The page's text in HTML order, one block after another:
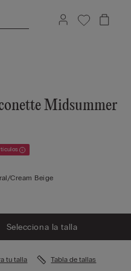
Midsummer
cream Beige
Selecciona la talla
tu talla Tabla de tallas